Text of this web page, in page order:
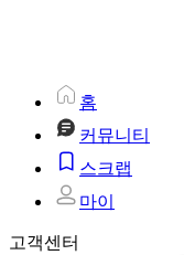
홈
커뮤니티
스크랩
마이
고객센터